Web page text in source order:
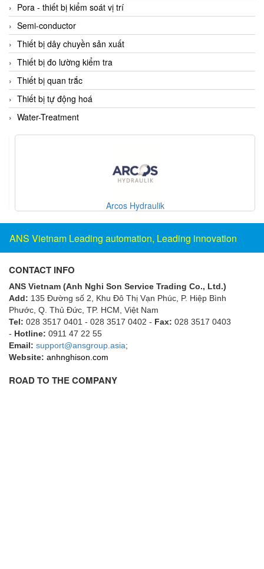
Fife/ Maxcess
Fimet
Fine Suntronix
FineTek
Finna Sensors Vietnam
Fireye
Fischer
Fisher
Flexim
flotron
Flow Force/ Super Green Power-Tech
Floweserve/PMV
Flowline
Flow-Mon
Flowserve
Fluke Process Instruments Vietnam
Pora - thiết bị kiểm soát vị trí
Semi-conductor
Thiết bị dây chuyền sản xuất
Thiết bị đo lường kiểm tra
Thiết bị quan trắc
Thiết bị tự động hoá
Water-Treatment
Arcos Hydraulik
ANS Vietnam Leading automation, Leading innovation
CONTACT INFO
ANS Vietnam (Anh Nghi Son Service Trading Co., Ltd.)
Add: 135 Đường số 2, Khu Đô Thị Vạn Phúc, P. Hiệp Bình
Phước, Q. Thủ Đức, TP. HCM , Việt Nam
Tel: 028 3517 0401 - 028 3517 0402 - Fax: 028 3517 0403
- Hotline: 0911 47 22 55
Email: support@ansgroup.asia;
Website: anhnghison.com
ROAD TO THE COMPANY